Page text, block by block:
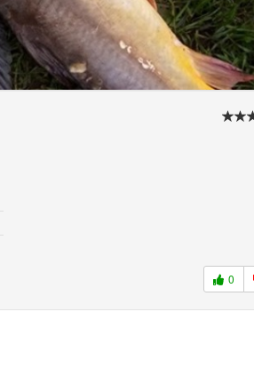
0